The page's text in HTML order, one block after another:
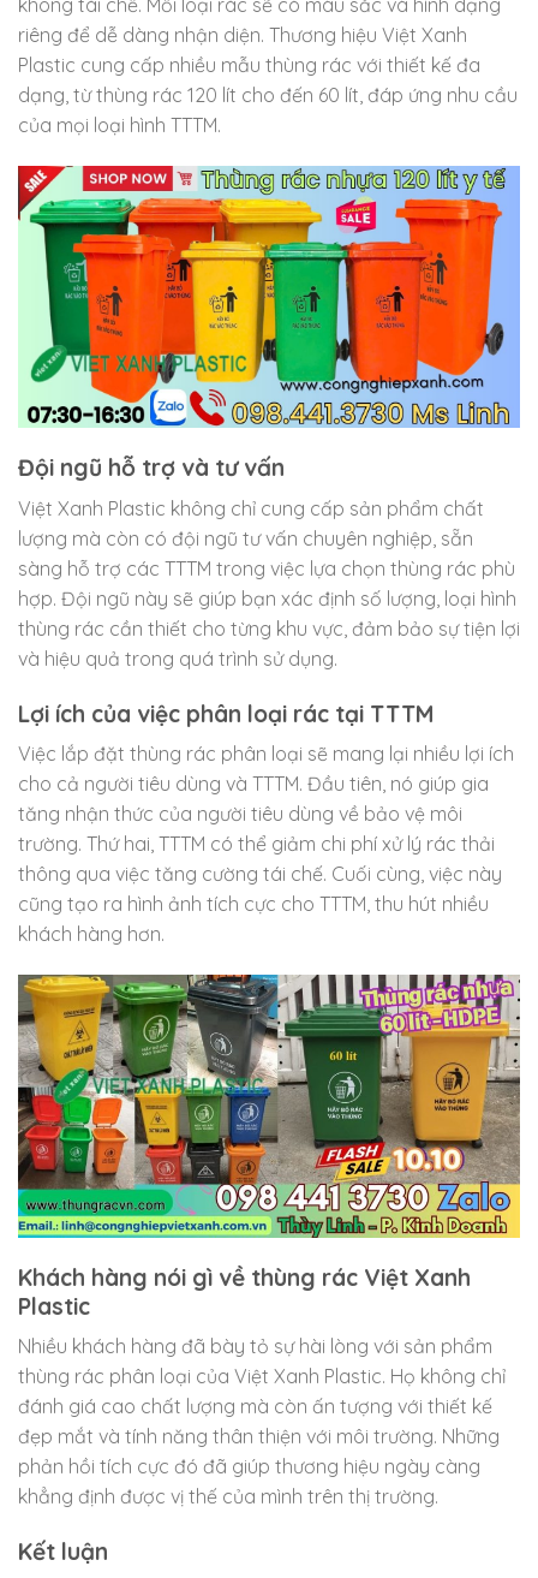
riêng để dễ dàng nhận diện. Thương hiệu Việt Xanh
Plastic cung cấp nhiều mẫu thùng rác với thiết kế đa
dạng, từ thùng rác 120 lít cho đến 60 lít, đáp ứng nhu cầu
của mọi loại hình TTTM.
Đội ngũ hỗ trợ và tư vấn
Việt Xanh Plastic không chỉ cung cấp sản phẩm chất
lượng mà còn có đội ngũ tư vấn chuyên nghiệp, sẵn
sàng hỗ trợ các TTTM trong việc lựa chọn thùng rác phù
hợp. Đội ngũ này sẽ giúp bạn xác định số lượng, loại hình
thùng rác cần thiết cho từng khu vực, đảm bảo sự tiện lợi
và hiệu quả trong quá trình sử dụng.
Lợi ích của việc phân loại rác tại TTTM
Việc lắp đặt thùng rác phân loại sẽ mang lại nhiều lợi ích
cho cả người tiêu dùng và TTTM. Đầu tiên, nó giúp gia
tăng nhận thức của người tiêu dùng về bảo vệ môi
trường. Thứ hai, TTTM có thể giảm chi phí xử lý rác thải
thông qua việc tăng cường tái chế. Cuối cùng, việc này
cũng tạo ra hình ảnh tích cực cho TTTM, thu hút nhiều
khách hàng hơn.
Khách hàng nói gì về thùng rác Việt Xanh
Plastic
Nhiều khách hàng đã bày tỏ sự hài lòng với sản phẩm
thùng rác phân loại của Việt Xanh Plastic. Họ không chỉ
đánh giá cao chất lượng mà còn ấn tượng với thiết kế
đẹp mắt và tính năng thân thiện với môi trường. Những
phản hồi tích cực đó đã giúp thương hiệu ngày càng
khẳng định được vị thế của mình trên thị trường.
Kết luận